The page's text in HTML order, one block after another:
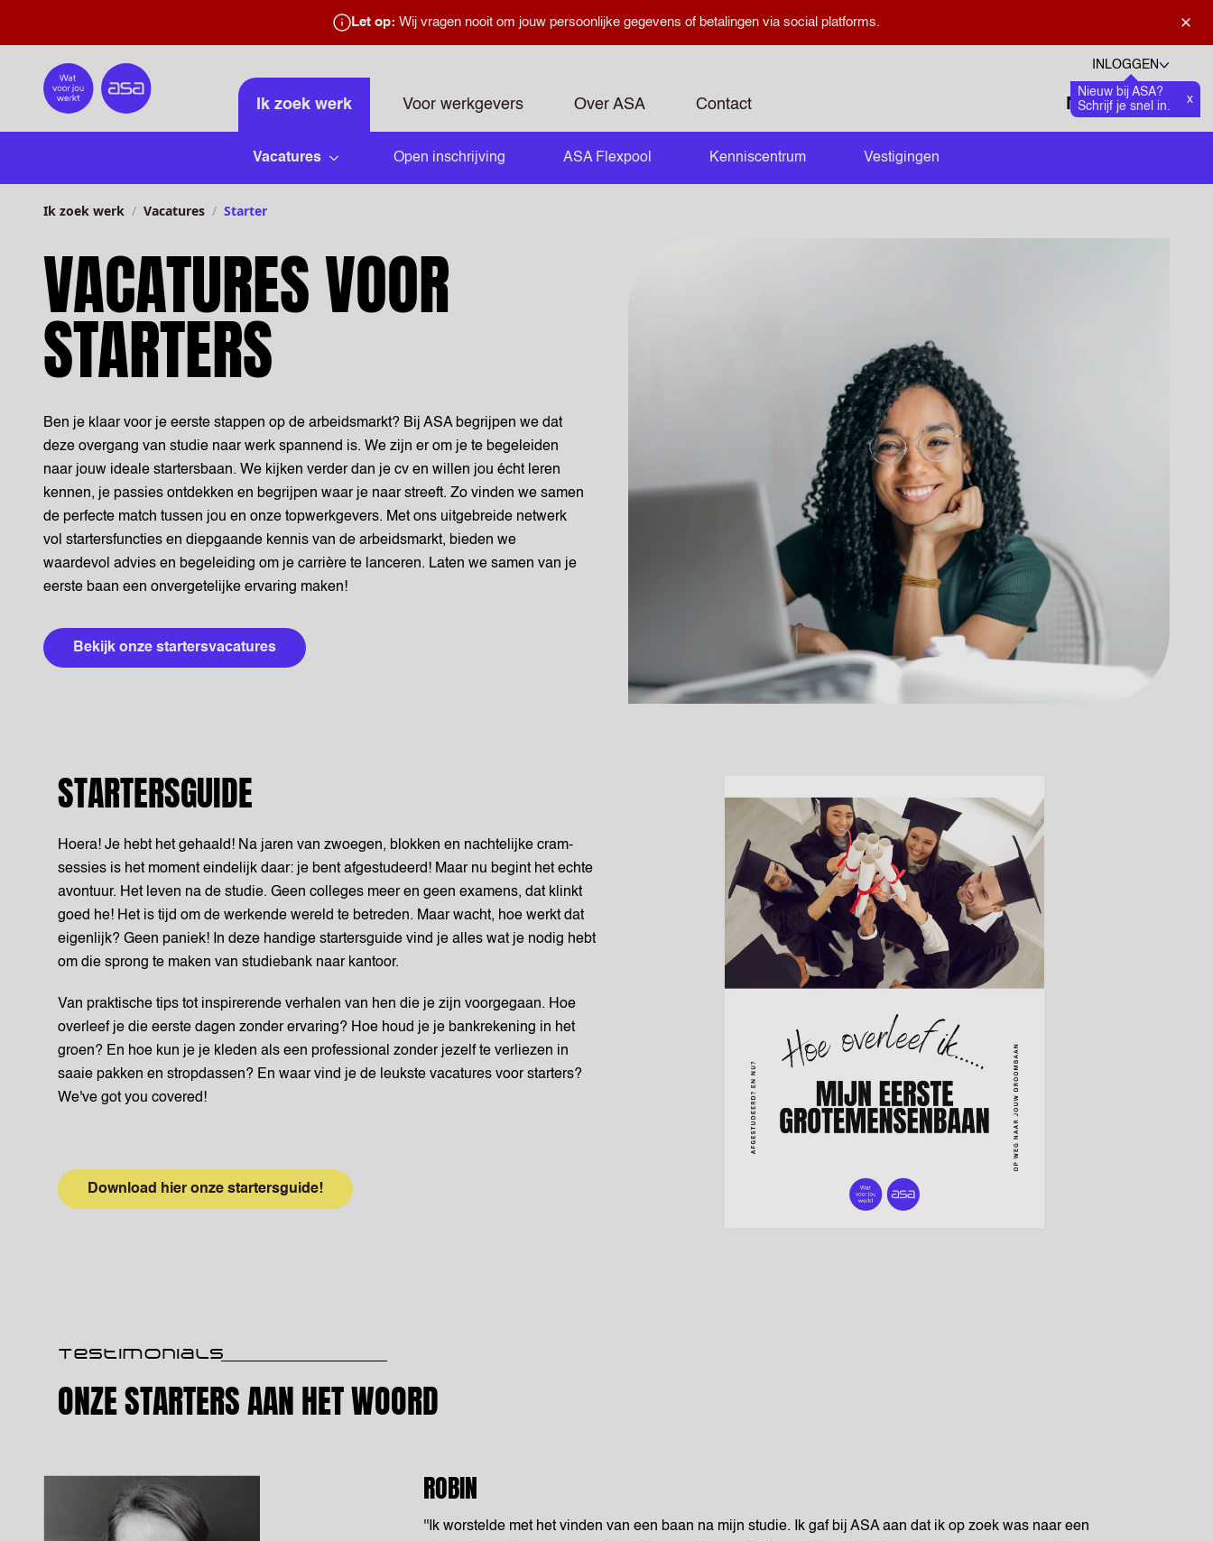
×
Let op: Wij vragen nooit om jouw persoonlijke gegevens of betalingen via social platforms.
Home
INLOGGEN
Nieuw bij ASA?
Schrijf je snel in.
x
Ik zoek werk Voor werkgevers Over ASA Contact
Talen
Zoeken openen
0
Vacatures
Open inschrijving ASA Flexpool Kenniscentrum Vestigingen
Ik zoek werk Vacatures Starter
VACATURES VOOR
STARTERS
Ben je klaar voor je eerste stappen op de arbeidsmarkt? Bij ASA begrijpen we dat
deze overgang van studie naar werk spannend is. We zijn er om je te begeleiden
naar jouw ideale startersbaan. We kijken verder dan je cv en willen jou écht leren
kennen, je passies ontdekken en begrijpen waar je naar streeft. Zo vinden we samen
de perfecte match tussen jou en onze topwerkgevers. Met ons uitgebreide netwerk
vol startersfuncties en diepgaande kennis van de arbeidsmarkt, bieden we
waardevol advies en begeleiding om je carrière te lanceren. Laten we samen van je
eerste baan een onvergetelijke ervaring maken!
Bekijk onze startersvacatures
STARTERSGUIDE
Hoera! Je hebt het gehaald! Na jaren van zwoegen, blokken en nachtelijke cram-
sessies is het moment eindelijk daar: je bent afgestudeerd! Maar nu begint het echte
avontuur. Het leven na de studie. Geen colleges meer en geen examens, dat klinkt
goed he! Het is tijd om de werkende wereld te betreden. Maar wacht, hoe werkt dat
eigenlijk? Geen paniek! In deze handige startersguide vind je alles wat je nodig hebt
om die sprong te maken van studiebank naar kantoor.
Van praktische tips tot inspirerende verhalen van hen die je zijn voorgegaan. Hoe
overleef je die eerste dagen zonder ervaring? Hoe houd je je bankrekening in het
groen? En hoe kun je je kleden als een professional zonder jezelf te verliezen in
saaie pakken en stropdassen? En waar vind je de leukste vacatures voor starters?
We've got you covered!
Download hier onze startersguide!
Testimonials
ONZE STARTERS AAN HET WOORD
ROBIN
''Ik worstelde met het vinden van een baan na mijn studie. Ik gaf bij ASA aan dat ik op zoek was naar een